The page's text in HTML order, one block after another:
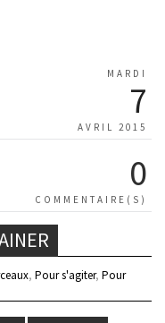
MARDI
7
AVRIL 2015
0
COMMENTAIRE(S)
, Pour s'agiter, Pour